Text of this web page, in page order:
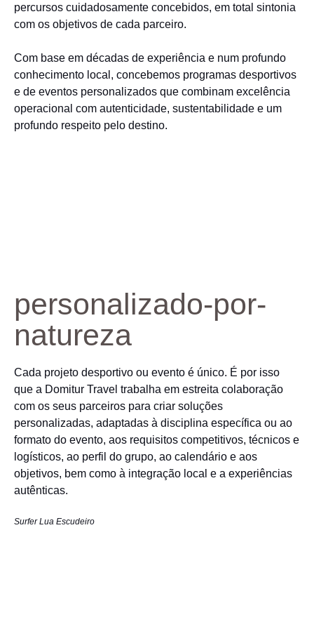
percursos cuidadosamente concebidos, em total sintonia
com os objetivos de cada parceiro.
Com base em décadas de experiência e num profundo
conhecimento local, concebemos programas desportivos
e de eventos personalizados que combinam excelência
operacional com autenticidade, sustentabilidade e um
profundo respeito pelo destino.
personalizado-por-
natureza
Cada projeto desportivo ou evento é único. É por isso
que a Domitur Travel trabalha em estreita colaboração
com os seus parceiros para criar soluções
personalizadas, adaptadas à disciplina específica ou ao
formato do evento, aos requisitos competitivos, técnicos e
logísticos, ao perfil do grupo, ao calendário e aos
objetivos, bem como à integração local e a experiências
autênticas.
Surfer Lua Escudeiro